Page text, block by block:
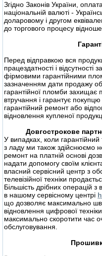
Згідно Законів України,
національній валюті -
доларовому і другом
до торгового процесу
Перед відправкою вся
працездатності і відсутності
фірмовими гарантійними
зазначенням дати продажу
гарантійної пломби захищає
втручання і гарантує
гарантійний ремонт або
відновлення купленої
Довгострокове
У випадках, коли гарантійний
з ладу ми також здійснюємо
ремонт на платній основі
надати допомогу своїм
власний сервісний центр з
телевізійної техніки
Більшість дрібних операцій
в нашому сервісному центрі
що дозволяє максимально
відновлення цифрової
максимально скоротити час
обслуговування.